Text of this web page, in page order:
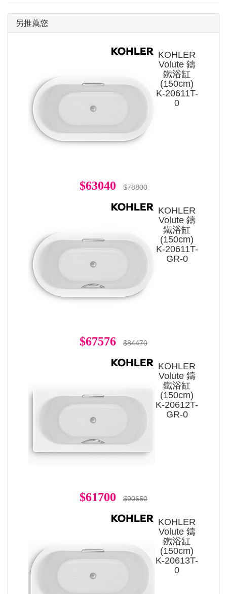
另推薦您
KOHLER
Volute 鑄
鐵浴缸
(150cm)
K-20611T-
0
$63040 $78800
KOHLER
Volute 鑄
鐵浴缸
(150cm)
K-20611T-
GR-0
$67576 $84470
KOHLER
Volute 鑄
鐵浴缸
(150cm)
K-20612T-
GR-0
$61700 $90650
KOHLER
Volute 鑄
鐵浴缸
(150cm)
K-20613T-
0